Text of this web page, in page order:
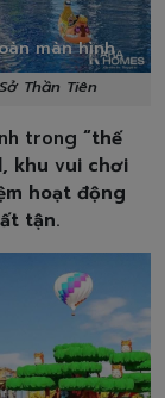
màn hình
Thần Tiên
trong “thế
khu vui chơi
hoạt động
tận.